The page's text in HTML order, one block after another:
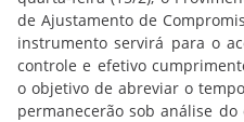
de Ajustamento de
instrumento servirá para o
controle e efetivo
o objetivo de abreviar o
permanecerão sob análise